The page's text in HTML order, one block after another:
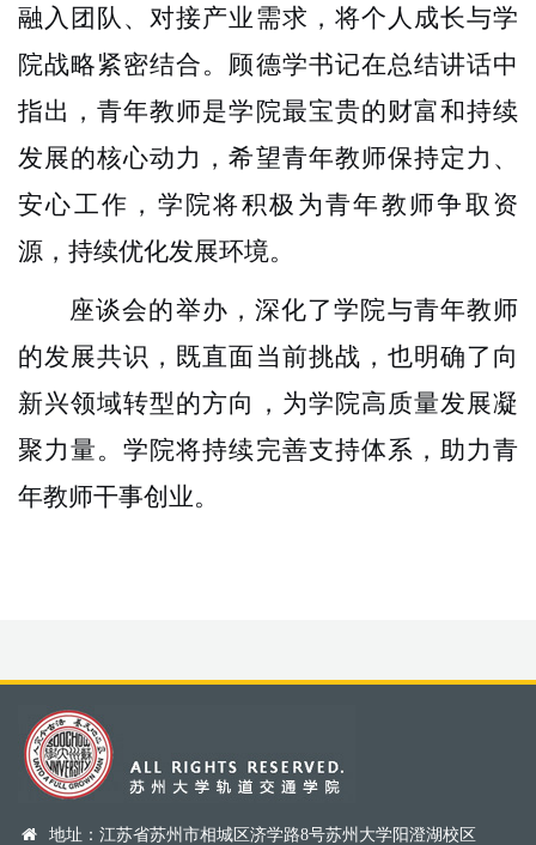
融入团队、对接产业需求，将个人成长与学
院战略紧密结合。顾德学书记在总结讲话中
指出，青年教师是学院最宝贵的财富和持续
发展的核心动力，希望青年教师保持定力、
安心工作，学院将积极为青年教师争取资
源，持续优化发展环境。
座谈会的举办，深化了学院与青年教师
的发展共识，既直面当前挑战，也明确了向
新兴领域转型的方向，为学院高质量发展凝
聚力量。学院将持续完善支持体系，助力青
年教师干事创业。
地址：江苏省苏州市相城区济学路8号苏州大学阳澄湖校区